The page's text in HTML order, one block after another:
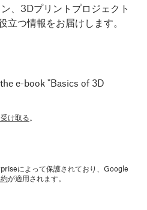
、3Dプリントプロジェクト
立つ情報をお届けします。
e-book "Basics of 3D
け取る。
によって保護されており、Google
が適用されます。